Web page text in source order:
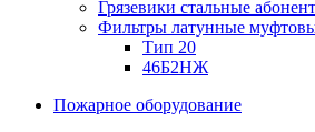
Грязевики стальные
Фильтры латунные
Тип 20
46Б2НЖ
Пожарное оборудование